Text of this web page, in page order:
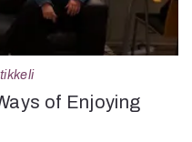
of Enjoying